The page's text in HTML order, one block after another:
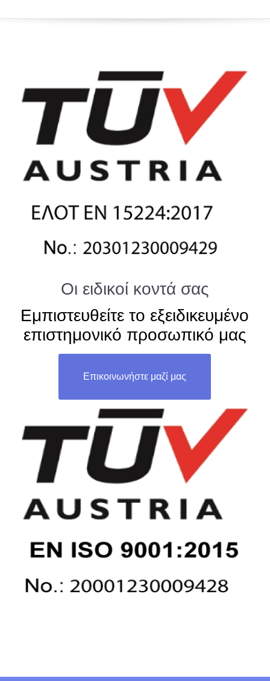
Οι ειδικοί κοντά σας
Εμπιστευθείτε το εξειδικευμένο
επιστημονικό προσωπικό μας
Επικοινωνήστε μαζί μας